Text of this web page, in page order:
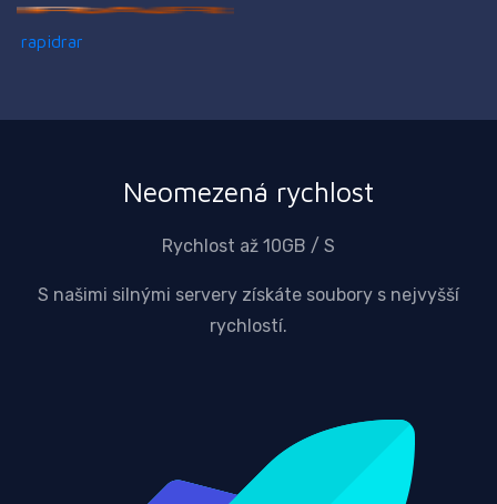
rapidrar
Neomezená rychlost
Rychlost až 10GB / S
S našimi silnými servery získáte soubory s nejvyšší
rychlostí.